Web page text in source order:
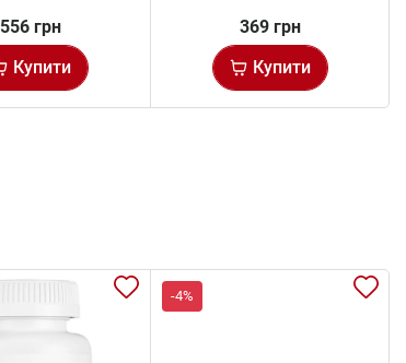
556 грн
Купити
369 грн
Купити
-4%